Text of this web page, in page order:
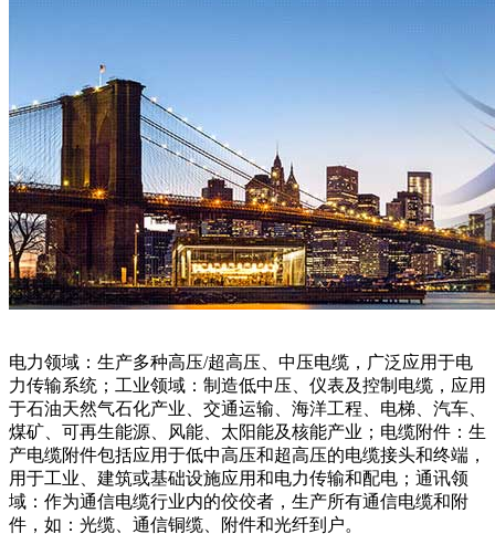
电力领域：生产多种高压/超高压、中压电缆，广泛应用于电
力传输系统；工业领域：制造低中压、仪表及控制电缆，应用
于石油天然气石化产业、交通运输、海洋工程、电梯、汽车、
煤矿、可再生能源、风能、太阳能及核能产业；电缆附件：生
产电缆附件包括应用于低中高压和超高压的电缆接头和终端，
用于工业、建筑或基础设施应用和电力传输和配电；通讯领
域：作为通信电缆行业内的佼佼者，生产所有通信电缆和附
件，如：光缆、通信铜缆、附件和光纤到户。